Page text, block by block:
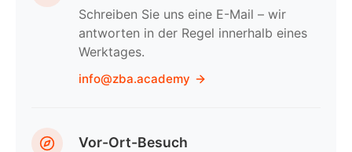
Schreiben Sie uns eine E-Mail – wir
antworten in der Regel innerhalb eines
Werktages.
info@zba.academy
Vor-Ort-Besuch